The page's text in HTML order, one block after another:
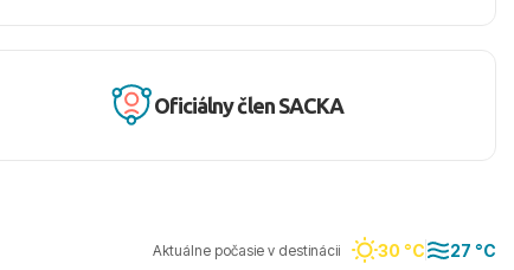
Oficiálny člen SACKA
Aktuálne počasie v destinácii 30 °C 27 °C